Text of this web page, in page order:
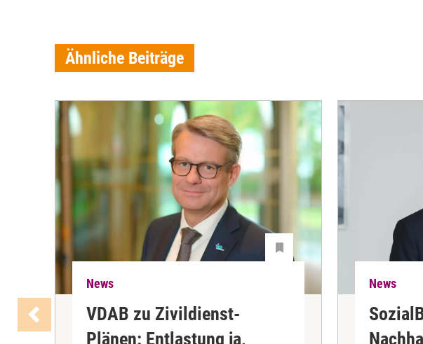
Ähnliche Beiträge
News
VDAB zu Zivildienst-
Plänen: Entlastung ja,
News